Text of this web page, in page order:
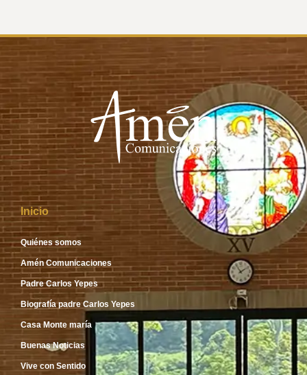
Inicio
Quiénes somos
Amén Comunicaciones
Padre Carlos Yepes
Biografía padre Carlos Yepes
Casa Monte maría
Buenas Noticias
Vive con Sentido